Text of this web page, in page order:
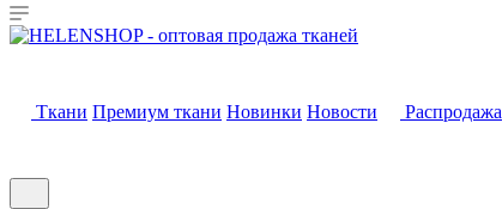
Ткани Премиум ткани Новинки Новости Распродажа